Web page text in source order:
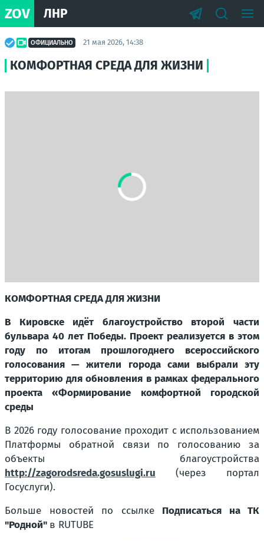
ZOV ЛНР
ОФИЦИАЛЬНО 21 мая 2026, 14:38
КОМФОРТНАЯ СРЕДА ДЛЯ ЖИЗНИ
КОМФОРТНАЯ СРЕДА ДЛЯ ЖИЗНИ
В Кировске идёт благоустройство второй части
бульвара 40 лет Победы. Проект реализуется в этом
году по итогам прошлогоднего всероссийского
голосования — жители города сами выбрали эту
территорию для обновления в рамках федерального
проекта «Формирование комфортной городской
среды
В 2026 году голосование проходит с использованием
Платформы обратной связи по голосованию за
объекты благоустройства
http://zagorodsreda.gosuslugi.ru (через портал
Госуслуги).
Больше новостей по ссылке Подписаться на ТК
"Родной" в RUTUBE